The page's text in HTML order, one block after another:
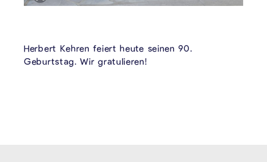
Herbert Kehren feiert heute seinen 90.
Geburtstag. Wir gratulieren!